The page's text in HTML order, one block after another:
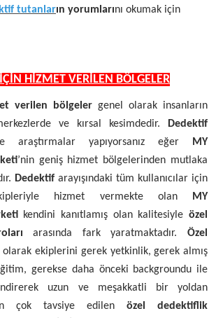
tutanların yorumlarını okumak için
HİZMET VERİLEN BÖLGELER
verilen bölgeler genel olarak insanların
ve kırsal kesimdedir. Dedektif
araştırmalar yapıyorsanız eğer MY
’nin geniş hizmet bölgelerinden mutlaka
Dedektif arayışındaki tüm kullanıcılar için
hizmet vermekte olan MY
kendini kanıtlamış olan kalitesiyleözel
arasında fark yaratmaktadır.Özel
olarak ekiplerini gerek yetkinlik, gerek almış
gerekse daha önceki backgroundu ile
uzun ve meşakkatli bir yoldan
çok tavsiye edilen özel dedektiflik